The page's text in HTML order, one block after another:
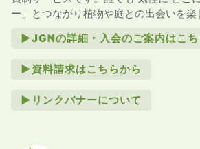
ー」とつながり植物や庭との出会いを楽
►JGNの詳細・入会のご案内はこち
►資料請求はこちらから
►リンクバナーについて